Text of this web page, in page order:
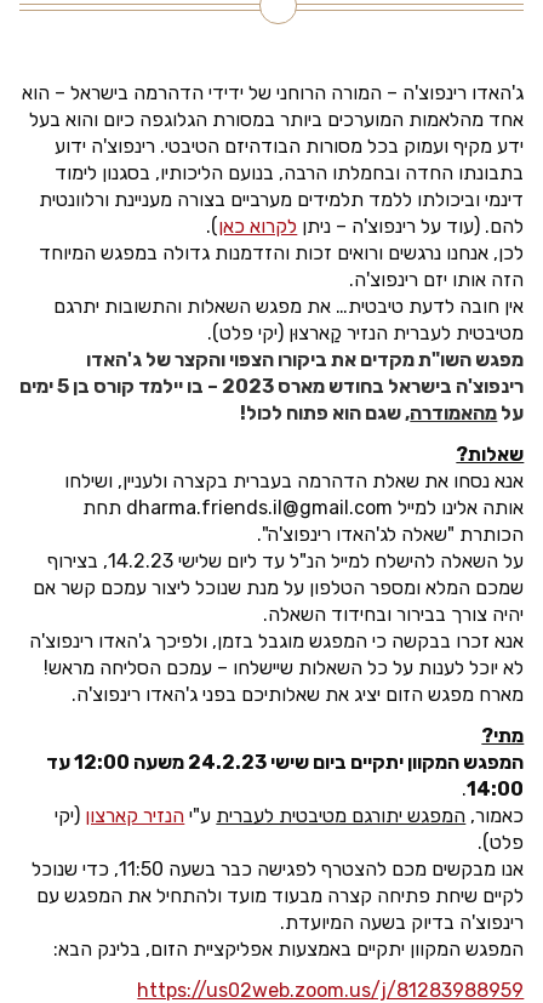
ג'האדו רינפוצ'ה – המורה הרוחני של ידידי הדהרמה בישראל – הוא
אחד מהלאמות המוערכים ביותר במסורת הגלוגפה כיום והוא בעל
ידע מקיף ועמוק בכל מסורות הבודהיזם הטיבטי. רינפוצ'ה ידוע
בתבונתו החדה ובחמלתו הרבה, בנועם הליכותיו, בסגנון לימוד
דינמי וביכולתו ללמד תלמידים מערביים בצורה מעניינת ורלוונטית
להם. (עוד על רינפוצ'ה – ניתן לקרוא כאן).
לכן, אנחנו נרגשים ורואים זכות והזדמנות גדולה במפגש המיוחד
הזה אותו יזם רינפוצ'ה.
אין חובה לדעת טיבטית… את מפגש השאלות והתשובות יתרגם
מטיבטית לעברית הנזיר קַארצוּן (יקי פלט).
מפגש השו"ת מקדים את ביקורו הצפוי והקצר של ג'האדו
רינפוצ'ה בישראל בחודש מארס 2023 – בו יילמד קורס בן 5 ימים
על מהאמודרה, שגם הוא פתוח לכול!
שאלות?
אנא נסחו את שאלת הדהרמה בעברית בקצרה ולעניין, ושילחו
אותה אלינו למייל dharma.friends.il@gmail.com תחת
הכותרת "שאלה לג'האדו רינפוצ'ה".
על השאלה להישלח למייל הנ"ל עד ליום שלישי 14.2.23, בצירוף
שמכם המלא ומספר הטלפון על מנת שנוכל ליצור עמכם קשר אם
יהיה צורך בבירור ובחידוד השאלה.
אנא זכרו בבקשה כי המפגש מוגבל בזמן, ולפיכך ג'האדו רינפוצ'ה
לא יוכל לענות על כל השאלות שיישלחו – עמכם הסליחה מראש!
מארח מפגש הזום יציג את שאלותיכם בפני ג'האדו רינפוצ'ה.
מתי?
המפגש המקוון יתקיים ביום שישי 24.2.23 משעה 12:00 עד
14:00
.
כאמור, המפגש יתורגם מטיבטית לעברית ע"י הנזיר קארצון (יקי
פלט).
אנו מבקשים מכם להצטרף לפגישה כבר בשעה 11:50, כדי שנוכל
לקיים שיחת פתיחה קצרה מבעוד מועד ולהתחיל את המפגש עם
רינפוצ'ה בדיוק בשעה המיועדת.
המפגש המקוון יתקיים באמצעות אפליקציית הזום, בלינק הבא:
https://us02web.zoom.us/j/81283988959